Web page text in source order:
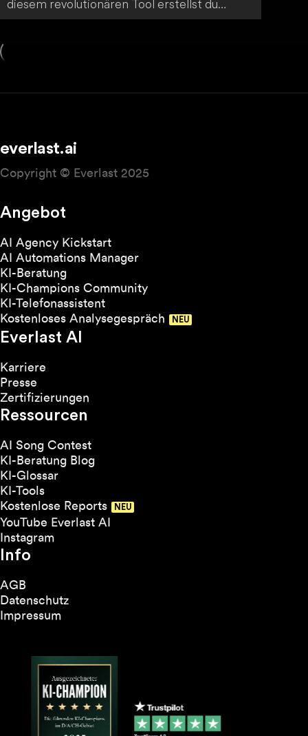
diesem revolutionären Tool erstellst du
mühelos hochwertige und ansprechende
everlast.ai
Copyright © Everlast 2025
Angebot
AI Agency Kickstart
AI Automations Manager
KI-Beratung
KI-Champions Community
KI-Telefonassistent
Kostenloses Analysegespräch
Everlast AI
Karriere
Presse
Zertifizierungen
Ressourcen
AI Song Contest
KI-Beratung Blog
KI-Glossar
KI-Tools
Kostenlose Reports
YouTube Everlast AI
Instagram
Info
AGB
Datenschutz
Impressum